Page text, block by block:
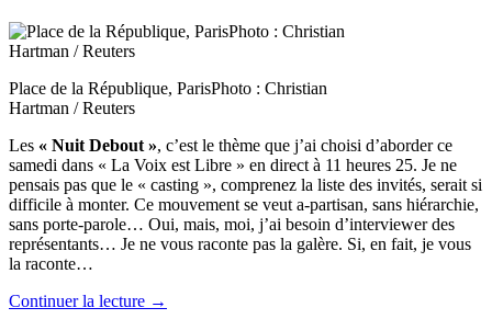
Place de la République, ParisPhoto : Christian
Hartman / Reuters
Les « Nuit Debout », c’est le thème que j’ai choisi d’aborder ce
samedi dans « La Voix est Libre » en direct à 11 heures 25. Je ne
pensais pas que le « casting », comprenez la liste des invités, serait si
difficile à monter. Ce mouvement se veut a-partisan, sans hiérarchie,
sans porte-parole… Oui, mais, moi, j’ai besoin d’interviewer des
représentants… Je ne vous raconte pas la galère. Si, en fait, je vous
la raconte…
Continuer la lecture →